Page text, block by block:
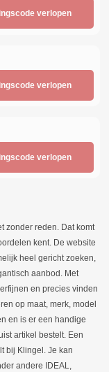
verlopen
verlopen
verlopen
zonder reden. Dat komt
kent. De website
heel gericht zoeken,
aanbod. Met
en precies vinden
op maat, merk, model
en is er een handige
artikel bestelt. Een
bij Klingel. Je kan
andere IDEAL,